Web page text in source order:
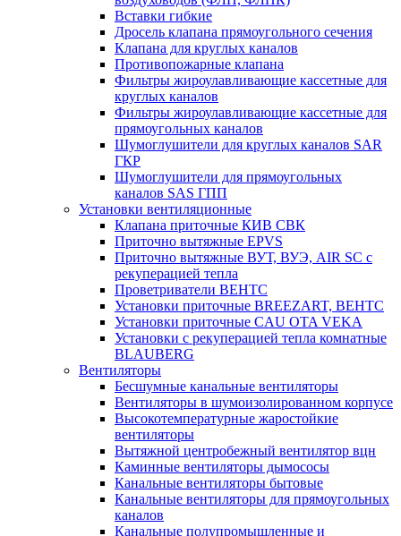
Вставки гибкие
Дросель клапана прямоугольного сечения
Клапана для круглых каналов
Противопожарные клапана
Фильтры жироулавливающие кассетные для
круглых каналов
Фильтры жироулавливающие кассетные для
прямоугольных каналов
Шумоглушители для круглых каналов SAR
ГКР
Шумоглушители для прямоугольных
каналов SAS ГПП
Установки вентиляционные
Клапана приточные КИВ СВК
Приточно вытяжные EPVS
Приточно вытяжные ВУТ, ВУЭ, AIR SC с
рекуперацией тепла
Проветриватели ВЕНТС
Установки приточные BREEZART, ВЕНТС
Установки приточные CAU OTA VEKA
Установки с рекуперацией тепла комнатные
BLAUBERG
Вентиляторы
Бесшумные канальные вентиляторы
Вентиляторы в шумоизолированном корпусе
Высокотемпературные жаростойкие
вентиляторы
Вытяжной центробежный вентилятор вцн
Каминные вентиляторы дымососы
Канальные вентиляторы бытовые
Канальные вентиляторы для прямоугольных
каналов
Канальные полупромышленные и